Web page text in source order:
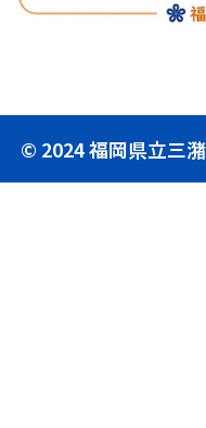
© 2024 福岡県立三